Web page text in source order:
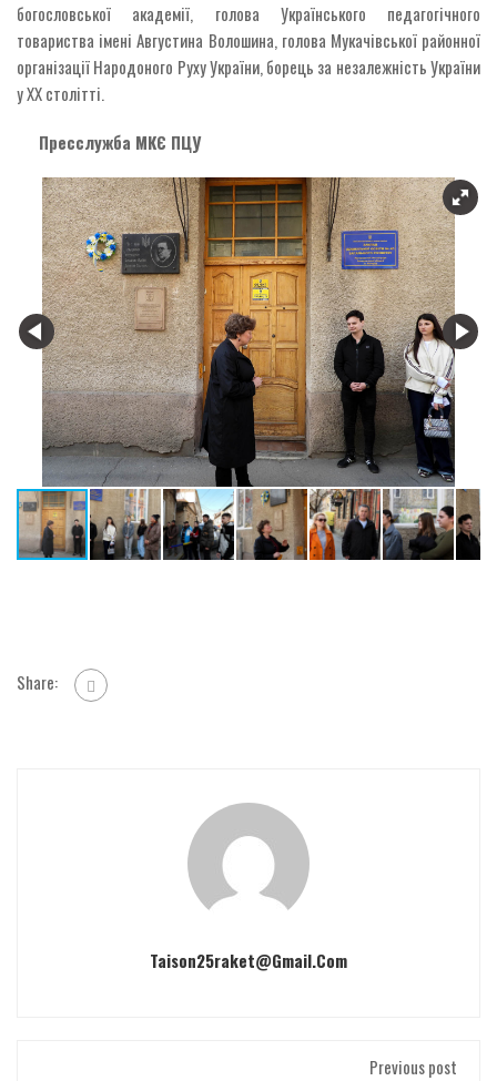
богословської академії, голова Українського педагогічного
товариства імені Августина Волошина, голова Мукачівської районної
організації Народоного Руху України, борець за незалежність України
у ХХ столітті.
Пресслужба МКЄ ПЦУ
Share:
Taison25raket@gmail.com
Previous post